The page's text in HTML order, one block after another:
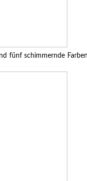
fünf schimmernde